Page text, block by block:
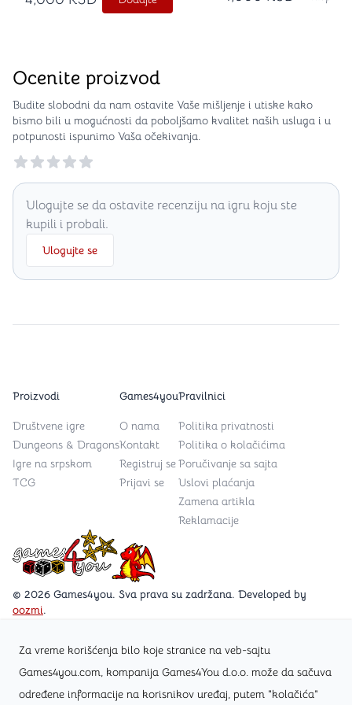
Za vreme korišćenja bilo koje stranice na veb-sajtu
Games4you.com, kompanija Games4You d.o.o. može da sačuva
određene informacije na korisnikov uređaj, putem "kolačića"
Ocenite proizvod
Budite slobodni da nam ostavite Vaše mišljenje i utiske kako
bismo bili u mogućnosti da poboljšamo kvalitet naših usluga i u
potpunosti ispunimo Vaša očekivanja.
Reviews
Ulogujte se da ostavite recenziju na igru koju ste
kupili i probali.
Ulogujte se
Games4you logo
© 2026 Games4you. Sva prava su zadržana. Developed by
oozmi.
Posetite Facebook stranicu /Games4you.rs
Zapratite Instagram profil @games4yours
Proizvodi
Društvene igre
Dungeons & Dragons
Igre na srpskom
TCG
Games4you
O nama
Kontakt
Registruj se
Prijavi se
Pravilnici
Politika privatnosti
Politika o kolačićima
Poručivanje sa sajta
Uslovi plaćanja
Zamena artikla
Reklamacije